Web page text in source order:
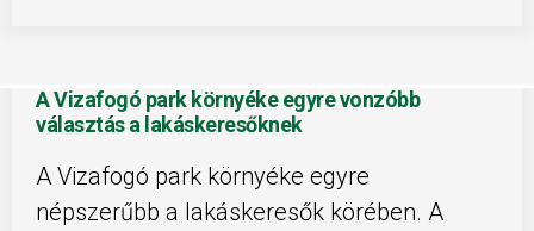
A Vizafogó park környéke egyre vonzóbb
választás a lakáskeresőknek
A Vizafogó park környéke egyre
népszerűbb a lakáskeresők körében. A